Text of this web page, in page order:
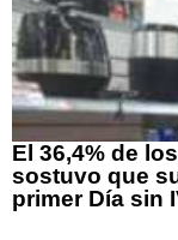
El 36,4% de
sostuvo que
primer Día sin